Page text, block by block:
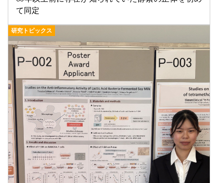
て同定
研究トピックス